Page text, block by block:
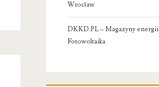
Wrocław
DKKD.PL – Magazyny energii |
Fotowoltaika